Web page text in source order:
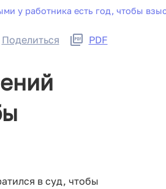
у работника есть год, чтобы
Поделиться PDF
в суд, чтобы